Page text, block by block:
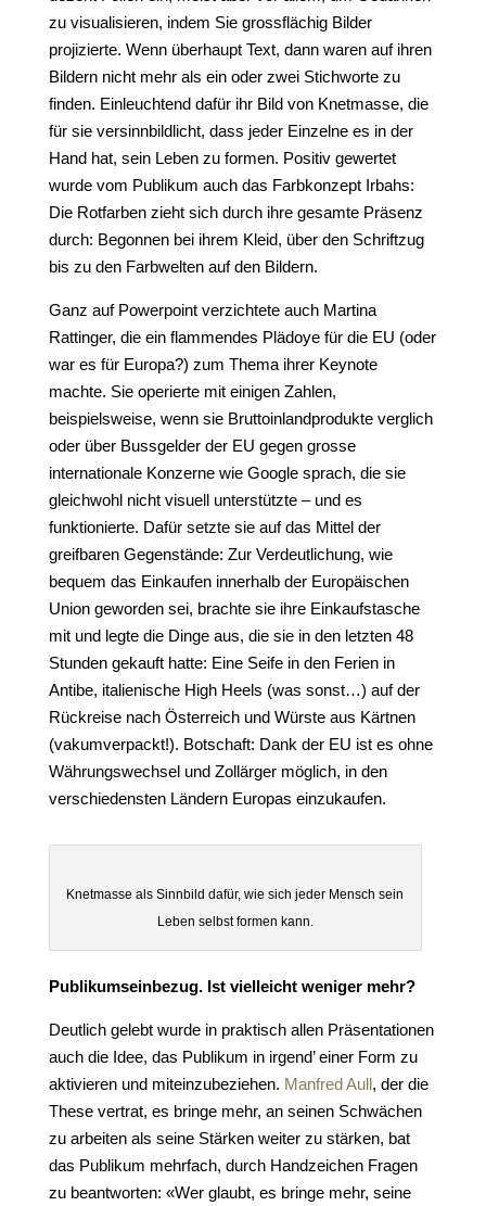
zu visualisieren, indem Sie grossflächig Bilder
projizierte. Wenn überhaupt Text, dann waren auf ihren
Bildern nicht mehr als ein oder zwei Stichworte zu
finden. Einleuchtend dafür ihr Bild von Knetmasse, die
für sie versinnbildlicht, dass jeder Einzelne es in der
Hand hat, sein Leben zu formen. Positiv gewertet
wurde vom Publikum auch das Farbkonzept Irbahs:
Die Rotfarben zieht sich durch ihre gesamte Präsenz
durch: Begonnen bei ihrem Kleid, über den Schriftzug
bis zu den Farbwelten auf den Bildern.
Ganz auf Powerpoint verzichtete auch Martina
Rattinger, die ein flammendes Plädoye für die EU (oder
war es für Europa?) zum Thema ihrer Keynote
machte. Sie operierte mit einigen Zahlen,
beispielsweise, wenn sie Bruttoinlandprodukte verglich
oder über Bussgelder der EU gegen grosse
internationale Konzerne wie Google sprach, die sie
gleichwohl nicht visuell unterstützte – und es
funktionierte. Dafür setzte sie auf das Mittel der
greifbaren Gegenstände: Zur Verdeutlichung, wie
bequem das Einkaufen innerhalb der Europäischen
Union geworden sei, brachte sie ihre Einkaufstasche
mit und legte die Dinge aus, die sie in den letzten 48
Stunden gekauft hatte: Eine Seife in den Ferien in
Antibe, italienische High Heels (was sonst…) auf der
Rückreise nach Österreich und Würste aus Kärtnen
(vakumverpackt!). Botschaft: Dank der EU ist es ohne
Währungswechsel und Zollärger möglich, in den
verschiedensten Ländern Europas einzukaufen.
Knetmasse als Sinnbild dafür, wie sich jeder Mensch sein
Leben selbst formen kann.
Publikumseinbezug. Ist vielleicht weniger mehr?
Deutlich gelebt wurde in praktisch allen Präsentationen
auch die Idee, das Publikum in irgend’ einer Form zu
aktivieren und miteinzubeziehen. Manfred Aull, der die
These vertrat, es bringe mehr, an seinen Schwächen
zu arbeiten als seine Stärken weiter zu stärken, bat
das Publikum mehrfach, durch Handzeichen Fragen
zu beantworten: «Wer glaubt, es bringe mehr, seine